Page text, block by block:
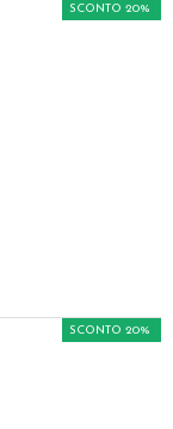
SCONTO 20%
SCONTO 20%